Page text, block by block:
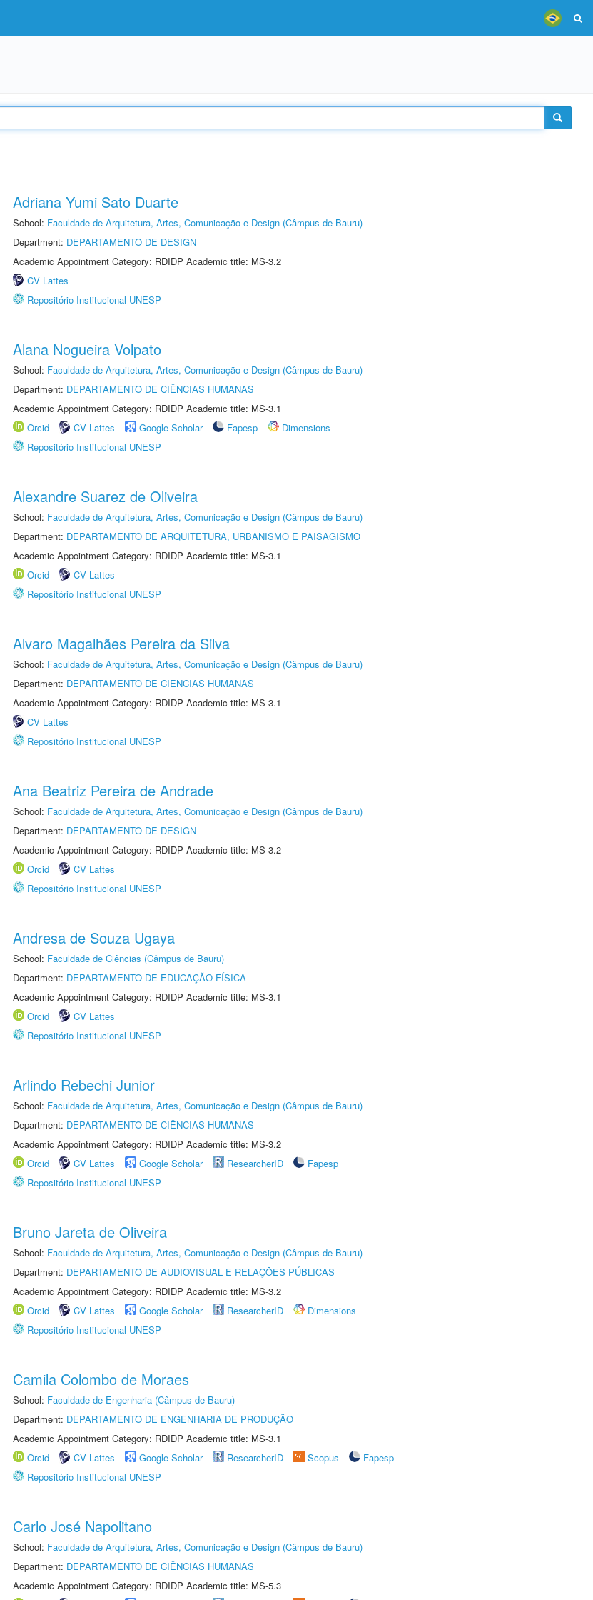
Adriana Yumi Sato Duarte
School: Faculdade de Arquitetura, Artes, Comunicação e Design (Câmpus de Bauru)
Department: DEPARTAMENTO DE DESIGN
Academic Appointment Category: RDIDP Academic title: MS-3.2
CV Lattes
Repositório Institucional UNESP
Alana Nogueira Volpato
School: Faculdade de Arquitetura, Artes, Comunicação e Design (Câmpus de Bauru)
Department: DEPARTAMENTO DE CIÊNCIAS HUMANAS
Academic Appointment Category: RDIDP Academic title: MS-3.1
Orcid
CV Lattes Google Scholar Fapesp
Dimensions
Repositório Institucional UNESP
Alexandre Suarez de Oliveira
School: Faculdade de Arquitetura, Artes, Comunicação e Design (Câmpus de Bauru)
Department: DEPARTAMENTO DE ARQUITETURA, URBANISMO E PAISAGISMO
Academic Appointment Category: RDIDP Academic title: MS-3.1
Orcid
CV Lattes
Repositório Institucional UNESP
Alvaro Magalhães Pereira da Silva
School: Faculdade de Arquitetura, Artes, Comunicação e Design (Câmpus de Bauru)
Department: DEPARTAMENTO DE CIÊNCIAS HUMANAS
Academic Appointment Category: RDIDP Academic title: MS-3.1
CV Lattes
Repositório Institucional UNESP
Ana Beatriz Pereira de Andrade
School: Faculdade de Arquitetura, Artes, Comunicação e Design (Câmpus de Bauru)
Department: DEPARTAMENTO DE DESIGN
Academic Appointment Category: RDIDP Academic title: MS-3.2
Orcid
CV Lattes
Repositório Institucional UNESP
Andresa de Souza Ugaya
School: Faculdade de Ciências (Câmpus de Bauru)
Department: DEPARTAMENTO DE EDUCAÇÃO FÍSICA
Academic Appointment Category: RDIDP Academic title: MS-3.1
Orcid
CV Lattes
Repositório Institucional UNESP
Arlindo Rebechi Junior
School: Faculdade de Arquitetura, Artes, Comunicação e Design (Câmpus de Bauru)
Department: DEPARTAMENTO DE CIÊNCIAS HUMANAS
Academic Appointment Category: RDIDP Academic title: MS-3.2
Orcid
CV Lattes Google Scholar ResearcherID
Fapesp
Repositório Institucional UNESP
Bruno Jareta de Oliveira
School: Faculdade de Arquitetura, Artes, Comunicação e Design (Câmpus de Bauru)
Department: DEPARTAMENTO DE AUDIOVISUAL E RELAÇÕES PÚBLICAS
Academic Appointment Category: RDIDP Academic title: MS-3.2
Orcid
CV Lattes Google Scholar ResearcherID
Dimensions
Repositório Institucional UNESP
Camila Colombo de Moraes
School: Faculdade de Engenharia (Câmpus de Bauru)
Department: DEPARTAMENTO DE ENGENHARIA DE PRODUÇÃO
Academic Appointment Category: RDIDP Academic title: MS-3.1
Orcid
CV Lattes Google Scholar ResearcherID Scopus
Fapesp
Repositório Institucional UNESP
Carlo José Napolitano
School: Faculdade de Arquitetura, Artes, Comunicação e Design (Câmpus de Bauru)
Department: DEPARTAMENTO DE CIÊNCIAS HUMANAS
Academic Appointment Category: RDIDP Academic title: MS-5.3